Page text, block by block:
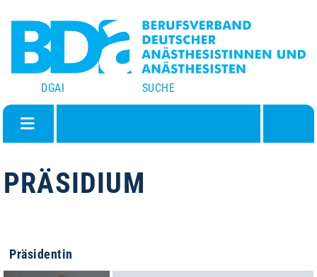
DGAI SUCHE
PRÄSIDIUM
Präsidentin